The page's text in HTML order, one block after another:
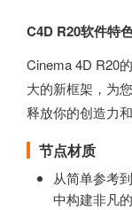
C4D R20软件特
Cinema 4D R20
大的新框架，为
释放你的创造力
节点材质
从简单参考
中构建非凡